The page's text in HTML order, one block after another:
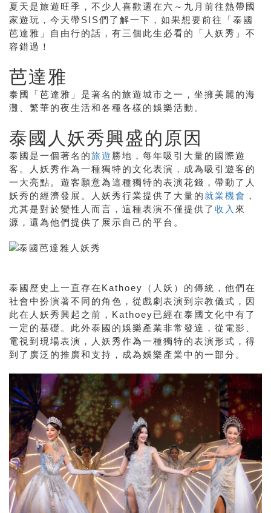
夏天是旅遊旺季，不少人喜歡選在六～九月前往熱帶國
家遊玩，今天帶SIS們了解一下，如果想要前往「泰國
芭達雅」自由行的話，有三個此生必看的「人妖秀」不
容錯過！
芭達雅
泰國「芭達雅」是著名的旅遊城市之一，坐擁美麗的海
灘、繁華的夜生活和各種各樣的娛樂活動。
泰國人妖秀興盛的原因
泰國是一個著名的旅遊 勝地，每年吸引大量的國際遊
客。人妖秀作為一種獨特的文化表演，成為吸引遊客的
一大亮點。遊客願意為這種獨特的表演花錢，帶動了人
妖秀的經濟發展。人妖秀行業提供了大量的就業機會 ，
尤其是對於變性人而言，這種表演不僅提供了 收入 來
源，還為他們提供了展示自己的平台。
泰國歷史上一直存在Kathoey（人妖）的傳統，他們在
社會中扮演著不同的角色，從戲劇表演到宗教儀式，因
此在人妖秀興起之前，Kathoey已經在泰國文化中有了
一定的基礎。此外泰國的娛樂產業非常發達，從電影、
電視到現場表演，人妖秀作為一種獨特的表演形式，得
到了廣泛的推廣和支持，成為娛樂產業中的一部分。